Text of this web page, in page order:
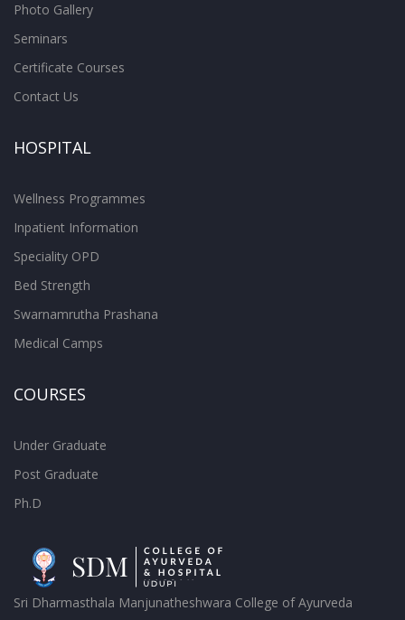
Photo Gallery
Seminars
Certificate Courses
Contact Us
HOSPITAL
Wellness Programmes
Inpatient Information
Speciality OPD
Bed Strength
Swarnamrutha Prashana
Medical Camps
COURSES
Under Graduate
Post Graduate
Ph.D
Sri Dharmasthala Manjunatheshwara College of Ayurveda